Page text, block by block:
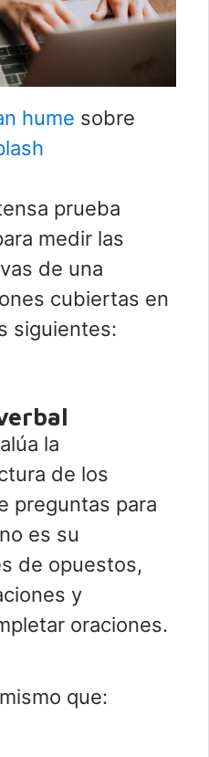
hume sobre
prueba
medir las
de una
cubiertas en
siguientes:
la
de los
preguntas para
es su
de opuestos,
y
oraciones.
que: